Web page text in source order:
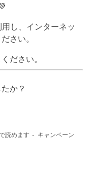
し、インターネッ
さい。
ださい。
か？
読めます キャンペーン